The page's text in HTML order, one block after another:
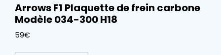
Arrows F1 Plaquette de frein carbone
Modèle 034-300 H18
59€